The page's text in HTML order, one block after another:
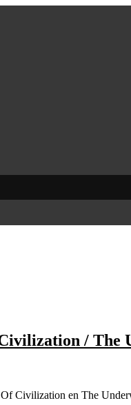
/ The
Civilization en The